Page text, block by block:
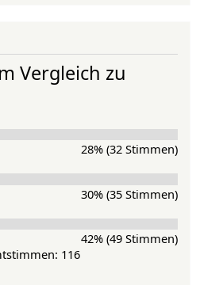
Vergleich zu
28% (32 Stimmen)
30% (35 Stimmen)
42% (49 Stimmen)
116